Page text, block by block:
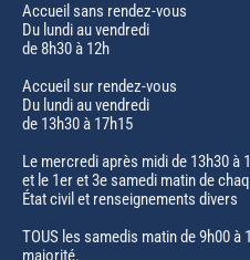
Accueil sans rendez-vous
Du lundi au vendredi
de 8h30 à 12h
Accueil sur rendez-vous
Du lundi au vendredi
de 13h30 à 17h15
Le mercredi après midi de 13h30 à
et le 1er et 3e samedi matin de
État civil et renseignements divers
TOUS les samedis matin de 9h00
majorité.